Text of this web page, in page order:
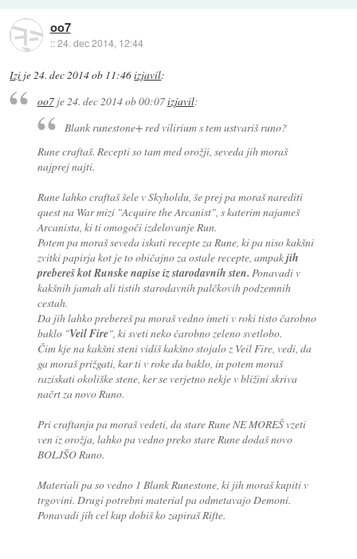
oo7
::24. dec 2014, 12:44
Izi je24. dec 2014 ob 11:46izjavil:
oo7je24. dec 2014 ob 00:07izjavil:
Blank runestone+ red vilirium s tem ustvariš runo?
Rune craftaš. Recepti so tam med orožji, seveda jih moraš
najprej najti.
Rune lahko craftaš šele v Skyholdu, še prej pa moraš narediti
quest na War mizi "Acquire the Arcanist", s katerim najameš
Arcanista, ki ti omogoči izdelovanje Run.
Potem pa moraš seveda iskati recepte za Rune, ki pa niso kakšni
zvitki papirja kot je to običajno za ostale recepte, ampakjih
prebereš kot Runske napise iz starodavnih sten. Ponavadi v
kakšnih jamah ali tistih starodavnih palčkovih podzemnih
cestah.
Da jih lahko prebereš pa moraš vedno imeti v roki tisto čarobno
baklo "Veil Fire", ki sveti neko čarobno zeleno svetlobo.
Čim kje na kakšni steni vidiš kakšno stojalo z Veil Fire, vedi, da
ga moraš prižgati, kar ti v roke da baklo, in potem moraš
raziskati okoliške stene, ker se verjetno nekje v bližini skriva
načrt za novo Runo.
Pri craftanju pa moraš vedeti, da stare Rune NE MOREŠ vzeti
ven iz orožja, lahko pa vedno preko stare Rune dodaš novo
BOLJŠO Runo.
Materiali pa so vedno 1 Blank Runestone, ki jih moraš kupiti v
trgovini. Drugi potrebni material pa odmetavajo Demoni.
Ponavadi jih cel kup dobiš ko zapiraš Rifte.